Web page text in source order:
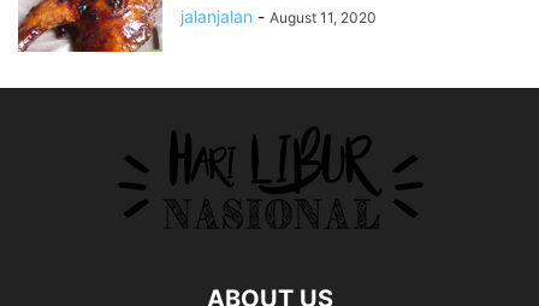
jalanjalan - August 11, 2020
ABOUT US